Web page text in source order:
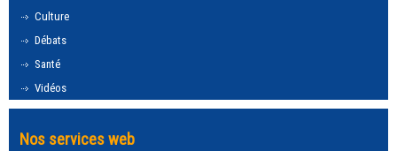
Culture
Débats
Santé
Vidéos
Nos services web